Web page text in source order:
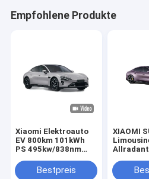
Empfohlene Produkte
Xiaomi Elektroauto
EV 800km 101kWh
PS 495kw/838nm
Allradantrieb AWD
Limousine Neues
Bestpreis
XIAOMI
101kWh
495kw/